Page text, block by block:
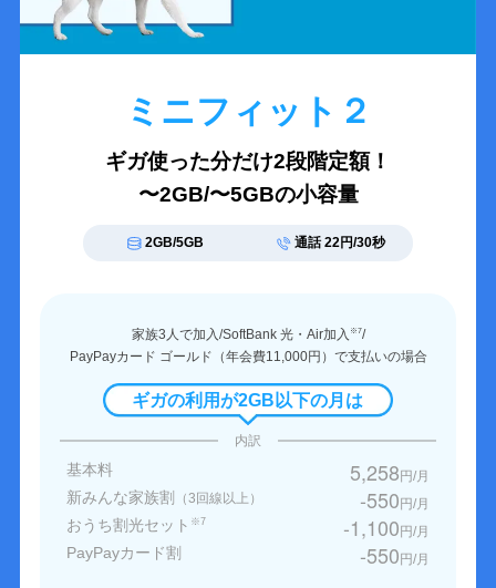
ミニフィット２
ギガ使った分だけ2段階定額！
〜2GB/〜5GBの小容量
2GB/5GB 通話 22円/30秒
家族3人で加入/SoftBank 光・Air加入 ※7/
PayPayカード ゴールド（年会費11,000円）で支払いの場合
ギガの利用が2GB以下の月は
内訳
基本料 5,258 円/月
新みんな家族割 （3回線以上） -550 円/月
おうち割光セット ※7 -1,100 円/月
PayPayカード割 -550 円/月